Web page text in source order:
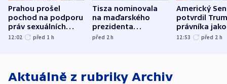
Prahou prošel
pochod na podporu
práv sexuálních
menšin
12:02 před 1 h
Tisza nominovala
na maďarského
prezidenta
bývalého šéfa
před 2h
Americký
potvrdil
právníka jako
ministra
12:53 před 2 h
Aktuálně z rubriky Archiv